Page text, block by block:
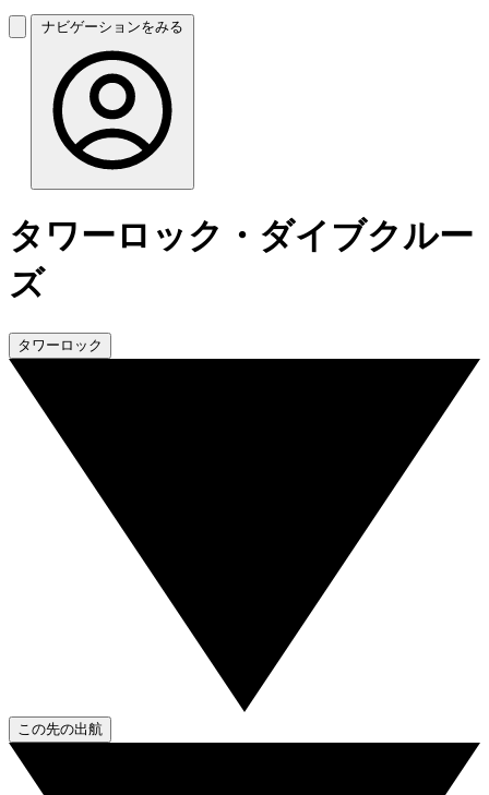
ナビゲーションをみる
タワーロック・ダイブクルー
ズ
タワーロック
この先の出航